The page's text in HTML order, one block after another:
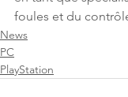
foules et du
News
PC
PlayStation